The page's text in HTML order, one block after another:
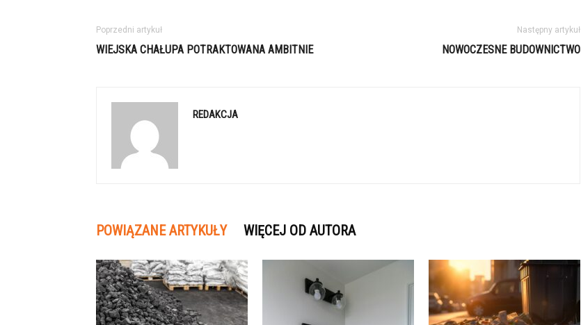
Poprzedni artykuł
WIEJSKA CHAŁUPA POTRAKTOWANA AMBITNIE
Następny artykuł
NOWOCZESNE BUDOWNICTWO
REDAKCJA
POWIĄZANE ARTYKUŁY WIĘCEJ OD AUTORA